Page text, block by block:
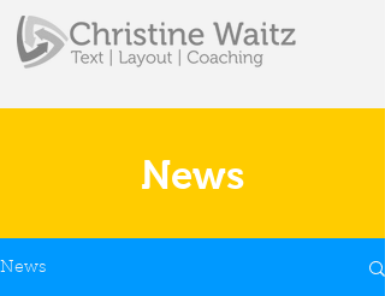
News
News